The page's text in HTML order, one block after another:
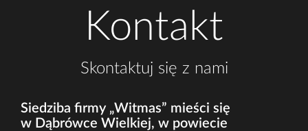
Kontakt
Skontaktuj się z nami
Siedziba firmy „Witmas” mieści się
w Dąbrówce Wielkiej, w powiecie